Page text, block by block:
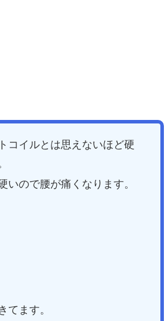
コイルとは思えないほど硬
ので腰が痛くなります。
てます。